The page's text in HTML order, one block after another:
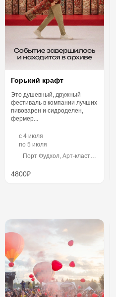
Горький крафт
Это душевный, дружный
фестиваль в компании лучших
пивоварен и сидроделен,
фермер...
c 4 июля
по 5 июля
Порт Фудхол, Арт-кластер
улица Красная Слобода, 9
4800₽